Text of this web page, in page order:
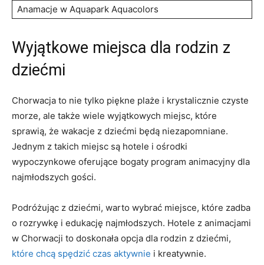
Anamacje w Aquapark Aquacolors
Wyjątkowe miejsca dla ⁢rodzin z
dziećmi
Chorwacja to nie tylko‌ piękne plaże i krystalicznie czyste
morze, ale także⁤ wiele⁢ wyjątkowych miejsc, które
sprawią, ⁣że wakacje z dziećmi​ będą‌ niezapomniane.
‍Jednym z⁢ takich miejsc są hotele i ośrodki
⁢wypoczynkowe oferujące bogaty ⁢program animacyjny dla
najmłodszych gości.
Podróżując z dziećmi, warto wybrać miejsce, które zadba
o rozrywkę i edukację najmłodszych. Hotele z animacjami
⁢w⁣ Chorwacji to doskonała opcja dla rodzin z ​dziećmi,
które chcą spędzić czas aktywnie ⁢i kreatywnie.